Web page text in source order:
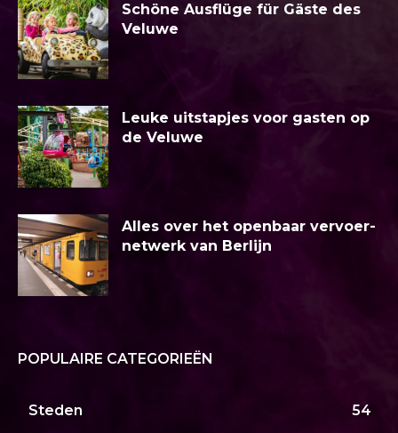
Schöne Ausflüge für Gäste des
Veluwe
Leuke uitstapjes voor gasten op
de Veluwe
Alles over het openbaar vervoer-
netwerk van Berlijn
POPULAIRE CATEGORIEËN
Steden 54